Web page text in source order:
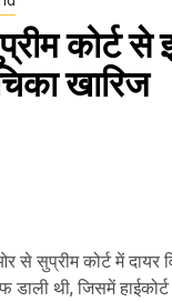
कोर्ट
खारिज
सुप्रीम कोर्ट में दायर
थी, जिसमें